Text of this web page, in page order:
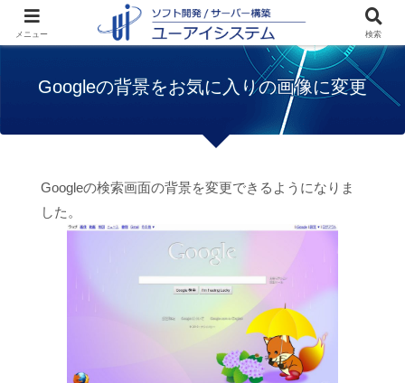
お知らせ
Googleの背景をお気に入
りの画像に変更
Googleの背景をお気に入りの画像に変更
Googleの検索画面の背景を変更できるようになりま
した。
メニュー 検索